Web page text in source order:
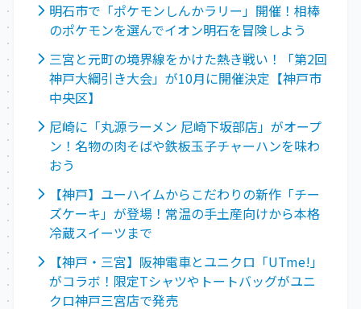
明石市で「ポケモンしんかラリー」開催！相棒
のポケモンを選んでイオン明石を冒険しよう
三宮と元町の境界線をかけた熱き戦い！「第2回
神戸大綱引き大会」が10月に開催決定【神戸市
中央区】
尼崎に「丸源ラーメン 尼崎下坂部店」がオープ
ン！名物の肉そばや鉄板玉子チャーハンを味わ
おう
【神戸】ユーハイムからこだわりの新作「チー
ズケーキ」が登場！常温の手土産向けから本格
冷蔵スイーツまで
【神戸・三宮】阪神電車とユニクロ「UTme!」
がコラボ！限定Tシャツやトートバッグがユニ
クロ神戸三宮店で発売